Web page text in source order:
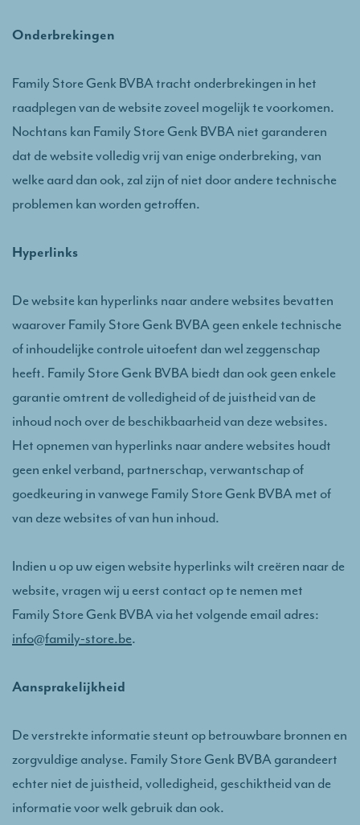
Onderbrekingen
Family Store Genk BVBA tracht onderbrekingen in het
raadplegen van de website zoveel mogelijk te voorkomen.
Nochtans kan Family Store Genk BVBA niet garanderen
dat de website volledig vrij van enige onderbreking, van
welke aard dan ook, zal zijn of niet door andere technische
problemen kan worden getroffen.
Hyperlinks
De website kan hyperlinks naar andere websites bevatten
waarover Family Store Genk BVBA geen enkele technische
of inhoudelijke controle uitoefent dan wel zeggenschap
heeft. Family Store Genk BVBA biedt dan ook geen enkele
garantie omtrent de volledigheid of de juistheid van de
inhoud noch over de beschikbaarheid van deze websites.
Het opnemen van hyperlinks naar andere websites houdt
geen enkel verband, partnerschap, verwantschap of
goedkeuring in vanwege Family Store Genk BVBA met of
van deze websites of van hun inhoud.
Indien u op uw eigen website hyperlinks wilt creëren naar de
website, vragen wij u eerst contact op te nemen met
Family Store Genk BVBA via het volgende email adres:
info@family-store.be.
Aansprakelijkheid
De verstrekte informatie steunt op betrouwbare bronnen en
zorgvuldige analyse. Family Store Genk BVBA garandeert
echter niet de juistheid, volledigheid, geschiktheid van de
informatie voor welk gebruik dan ook.